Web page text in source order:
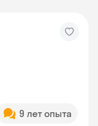
9 лет опыта